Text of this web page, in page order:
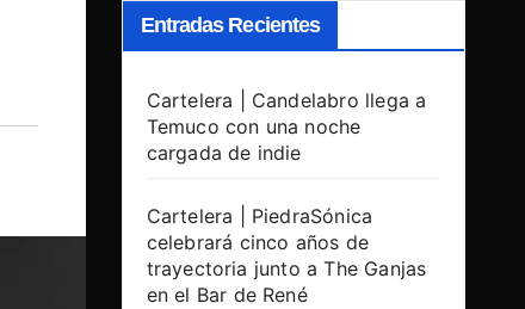
Entradas Recientes
Cartelera | Candelabro llega a
Temuco con una noche
cargada de indie
Cartelera | PiedraSónica
celebrará cinco años de
trayectoria junto a The Ganjas
en el Bar de René